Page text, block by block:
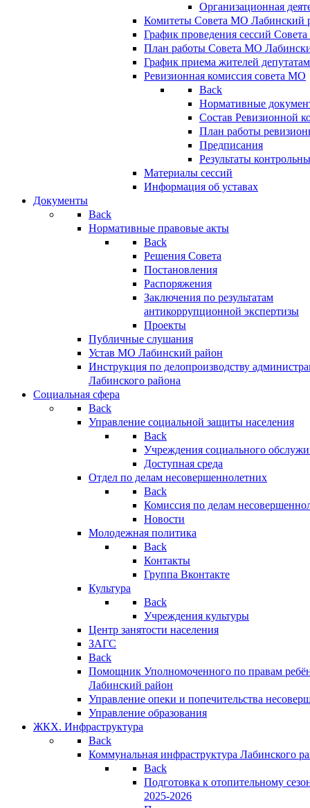
Организационная
Комитеты Совета МО Лабинский
График проведения сессий
План работы Совета МО
График приема жителей
Ревизионная комиссия совета МО
Back
Нормативные
Состав Ревизионной
План работы
Предписания
Результаты
Материалы сессий
Информация об уставах
Документы
Back
Нормативные правовые акты
Back
Решения Совета
Постановления
Распоряжения
Заключения по результатам
антикоррупционной экспертизы
Проекты
Публичные слушания
Устав МО Лабинский район
Инструкция по делопроизводству
Лабинского района
Социальная сфера
Back
Управление социальной защиты населения
Back
Учреждения социального
Доступная среда
Отдел по делам несовершеннолетних
Back
Комиссия по делам
Новости
Молодежная политика
Back
Контакты
Группа Вконтакте
Культура
Back
Учреждения культуры
Центр занятости населения
ЗАГС
Back
Помощник Уполномоченного по правам
Лабинский район
Управление опеки и попечительства
Управление образования
ЖКХ. Инфраструктура
Back
Коммунальная инфраструктура Лабинского
Back
Подготовка к отопительному
2025-2026